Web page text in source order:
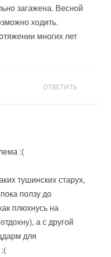
загажена. Весной
ходить.
многих лет
ОТВЕТИТЬ
:(
тушинских старух,
ползу до
плюхнусь на
а с другой
для